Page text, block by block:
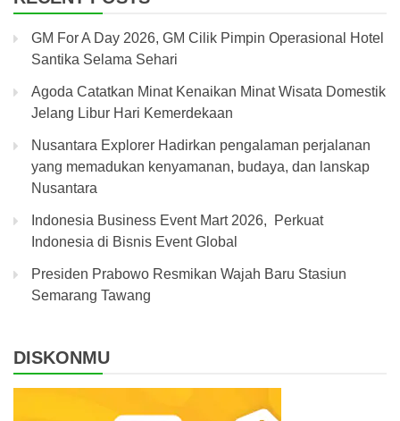
GM For A Day 2026, GM Cilik Pimpin Operasional Hotel
Santika Selama Sehari
Agoda Catatkan Minat Kenaikan Minat Wisata Domestik
Jelang Libur Hari Kemerdekaan
Nusantara Explorer Hadirkan pengalaman perjalanan
yang memadukan kenyamanan, budaya, dan lanskap
Nusantara
Indonesia Business Event Mart 2026, Perkuat
Indonesia di Bisnis Event Global
Presiden Prabowo Resmikan Wajah Baru Stasiun
Semarang Tawang
DISKONMU